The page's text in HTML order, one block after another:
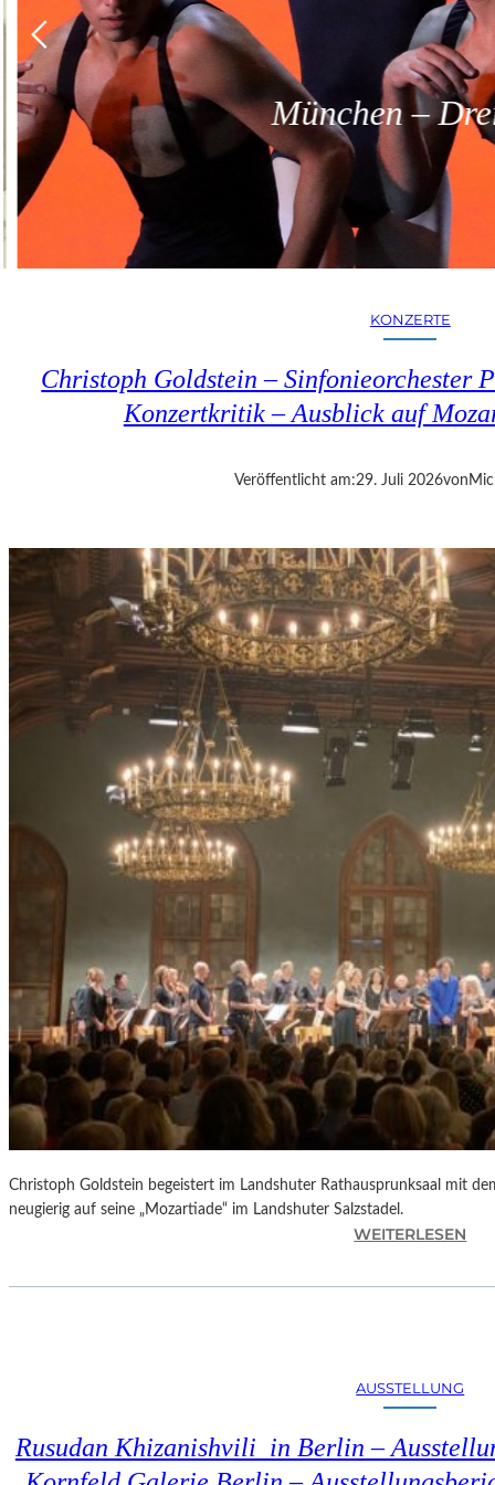
München –
KONZERTE
Christoph Goldstein – Sinfonieorchester
Konzertkritik – Ausblick auf
Veröffentlicht am:29. Juli 2026von
Christoph Goldstein begeistert im Landshuter Rathausprunksaal mit
neugierig auf seine „Mozartiade“ im Landshuter Salzstadel.
WEITERLESEN
H
H
G
AUSSTELLUNG
Rusudan Khizanishvili in Berlin –